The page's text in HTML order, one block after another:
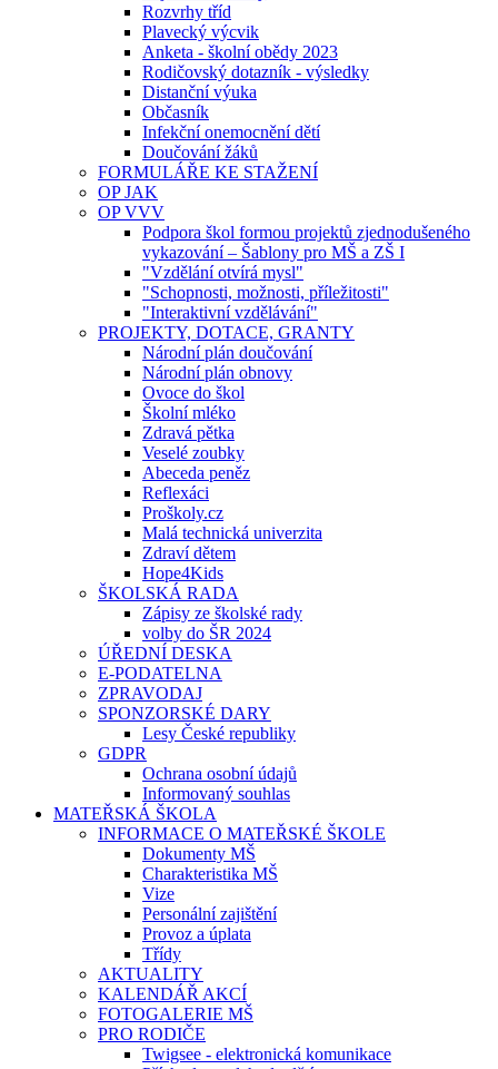
Rozvrhy tříd
Plavecký výcvik
Anketa - školní obědy 2023
Rodičovský dotazník - výsledky
Distanční výuka
Občasník
Infekční onemocnění dětí
Doučování žáků
FORMULÁŘE KE STAŽENÍ
OP JAK
OP VVV
Podpora škol formou projektů zjednodušeného
vykazování – Šablony pro MŠ a ZŠ I
"Vzdělání otvírá mysl"
"Schopnosti, možnosti, příležitosti"
"Interaktivní vzdělávání"
PROJEKTY, DOTACE, GRANTY
Národní plán doučování
Národní plán obnovy
Ovoce do škol
Školní mléko
Zdravá pětka
Veselé zoubky
Abeceda peněz
Reflexáci
Proškoly.cz
Malá technická univerzita
Zdraví dětem
Hope4Kids
ŠKOLSKÁ RADA
Zápisy ze školské rady
volby do ŠR 2024
ÚŘEDNÍ DESKA
E-PODATELNA
ZPRAVODAJ
SPONZORSKÉ DARY
Lesy České republiky
GDPR
Ochrana osobní údajů
Informovaný souhlas
MATEŘSKÁ ŠKOLA
INFORMACE O MATEŘSKÉ ŠKOLE
Dokumenty MŠ
Charakteristika MŠ
Vize
Personální zajištění
Provoz a úplata
Třídy
AKTUALITY
KALENDÁŘ AKCÍ
FOTOGALERIE MŠ
PRO RODIČE
Twigsee - elektronická komunikace